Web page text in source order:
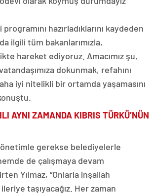
hazırladıklarını kaydeden
ilgili tüm bakanlarımızla,
hareket ediyoruz. Amacımız şu,
dokunmak, refahını
iyi nitelikli bir ortamda yaşamasını
AYNI ZAMANDA KIBRIS TÜRKÜ’NÜN
gerekse belediyelerle
de çalışmaya devam
Yılmaz, “Onlarla inşallah
ileriye taşıyacağız. Her zaman